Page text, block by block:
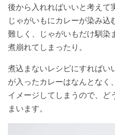
後から入れればいいと考えて
じゃがいもにカレーが染み
難しく、じゃがいもだけ馴染
煮崩れてしまったり。
煮込まないレシピにすればい
が入ったカレーはなんとなく
イメージしてしまうので、ど
まいます。